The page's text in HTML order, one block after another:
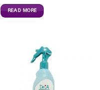
READ MORE